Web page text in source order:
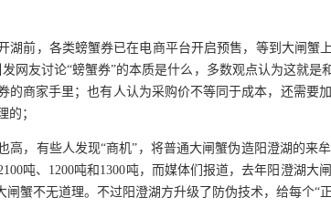
湖前，各类螃蟹券已在电商平台开启预售，等到大闸蟹
网友讨论“螃蟹券”的本质是什么，多数观点认为这就是
的商家手里；也有人认为采购价不等同于成本，还需要
的；
高，有些人发现“商机”，将普通大闸蟹伪造阳澄湖的来
吨、1200吨和1300吨，而媒体们报道，去年阳澄湖大
闸蟹不无道理。不过阳澄湖方升级了防伪技术，给每个“